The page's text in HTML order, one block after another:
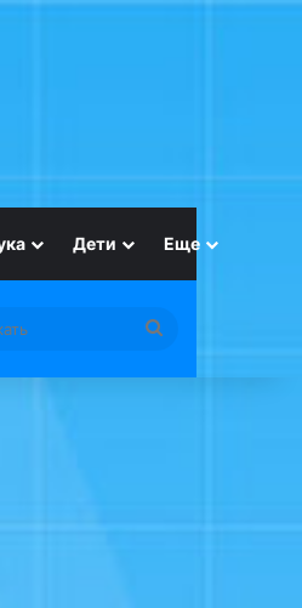
Дети Еще
skin